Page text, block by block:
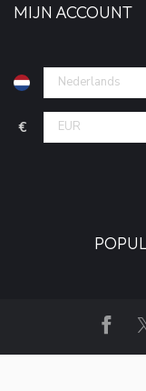
MIJN ACCOUNT
€